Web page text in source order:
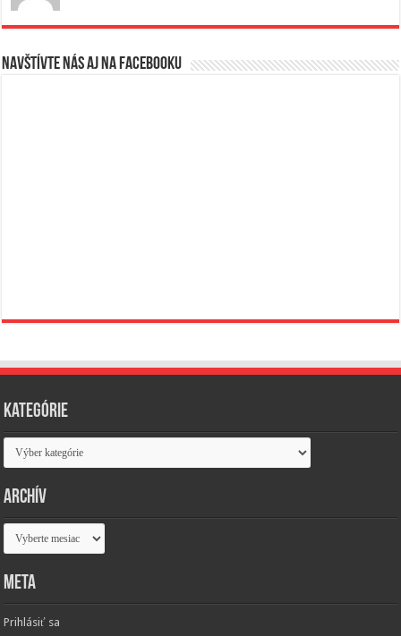
Navštívte nás aj na Facebooku
Kategórie
Kategórie
Archív
Archív
Meta
Prihlásiť sa